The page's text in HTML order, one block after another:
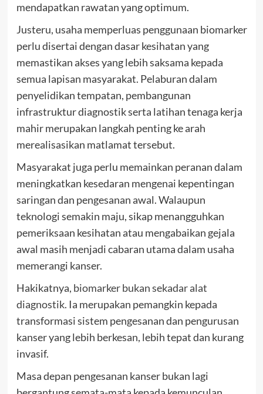
mendapatkan rawatan yang optimum.
Justeru, usaha memperluas penggunaan biomarker
perlu disertai dengan dasar kesihatan yang
memastikan akses yang lebih saksama kepada
semua lapisan masyarakat. Pelaburan dalam
penyelidikan tempatan, pembangunan
infrastruktur diagnostik serta latihan tenaga kerja
mahir merupakan langkah penting ke arah
merealisasikan matlamat tersebut.
Masyarakat juga perlu memainkan peranan dalam
meningkatkan kesedaran mengenai kepentingan
saringan dan pengesanan awal. Walaupun
teknologi semakin maju, sikap menangguhkan
pemeriksaan kesihatan atau mengabaikan gejala
awal masih menjadi cabaran utama dalam usaha
memerangi kanser.
Hakikatnya, biomarker bukan sekadar alat
diagnostik. Ia merupakan pemangkin kepada
transformasi sistem pengesanan dan pengurusan
kanser yang lebih berkesan, lebih tepat dan kurang
invasif.
Masa depan pengesanan kanser bukan lagi